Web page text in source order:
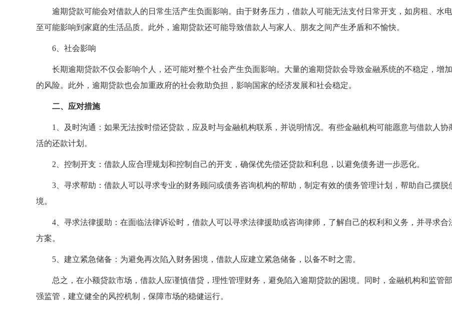
逾期贷款可能会对借款人的日常生活产生负面影响。由于财务压力，借款人可能无法支付日常开支，如房租、水
至可能影响到家庭的生活品质。此外，逾期贷款还可能导致借款人与家人、朋友之间产生矛盾和不愉快。
6、社会影响
长期逾期贷款不仅会影响个人，还可能对整个社会产生负面影响。大量的逾期贷款会导致金融系统的不稳定，增
的风险。此外，逾期贷款也会加重政府的社会救助负担，影响国家的经济发展和社会稳定。
二、应对措施
1、及时沟通：如果无法按时偿还贷款，应及时与金融机构联系，并说明情况。有些金融机构可能愿意与借款人协
活的还款计划。
2、控制开支：借款人应合理规划和控制自己的开支，确保优先偿还贷款和利息，以避免债务进一步恶化。
3、寻求帮助：借款人可以寻求专业的财务顾问或债务咨询机构的帮助，制定有效的债务管理计划，帮助自己摆脱
境。
4、寻求法律援助：在面临法律诉讼时，借款人可以寻求法律援助或咨询律师，了解自己的权利和义务，并寻求合
方案。
5、建立紧急储备：为避免再次陷入财务困境，借款人应建立紧急储备，以备不时之需。
总之，在小额贷款市场，借款人应谨慎借贷，理性管理财务，避免陷入逾期贷款的困境。同时，金融机构和监管
强监管，建立健全的风控机制，保障市场的稳健运行。